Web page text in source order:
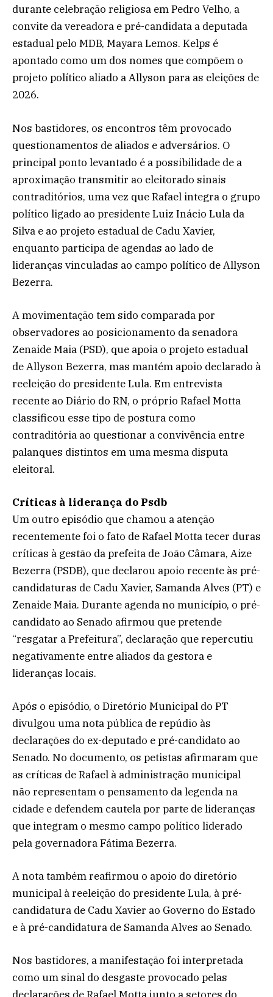
durante celebração religiosa em Pedro Velho, a
convite da vereadora e pré-candidata a deputada
estadual pelo MDB, Mayara Lemos. Kelps é
apontado como um dos nomes que compõem o
projeto político aliado a Allyson para as eleições de
2026.
Nos bastidores, os encontros têm provocado
questionamentos de aliados e adversários. O
principal ponto levantado é a possibilidade de a
aproximação transmitir ao eleitorado sinais
contraditórios, uma vez que Rafael integra o grupo
político ligado ao presidente Luiz Inácio Lula da
Silva e ao projeto estadual de Cadu Xavier,
enquanto participa de agendas ao lado de
lideranças vinculadas ao campo político de Allyson
Bezerra.
A movimentação tem sido comparada por
observadores ao posicionamento da senadora
Zenaide Maia (PSD), que apoia o projeto estadual
de Allyson Bezerra, mas mantém apoio declarado à
reeleição do presidente Lula. Em entrevista
recente ao Diário do RN, o próprio Rafael Motta
classificou esse tipo de postura como
contraditória ao questionar a convivência entre
palanques distintos em uma mesma disputa
eleitoral.
Críticas à liderança do Psdb
Um outro episódio que chamou a atenção
recentemente foi o fato de Rafael Motta tecer duras
críticas à gestão da prefeita de João Câmara, Aize
Bezerra (PSDB), que declarou apoio recente às pré-
candidaturas de Cadu Xavier, Samanda Alves (PT) e
Zenaide Maia. Durante agenda no município, o pré-
candidato ao Senado afirmou que pretende
“resgatar a Prefeitura”, declaração que repercutiu
negativamente entre aliados da gestora e
lideranças locais.
Após o episódio, o Diretório Municipal do PT
divulgou uma nota pública de repúdio às
declarações do ex-deputado e pré-candidato ao
Senado. No documento, os petistas afirmaram que
as críticas de Rafael à administração municipal
não representam o pensamento da legenda na
cidade e defendem cautela por parte de lideranças
que integram o mesmo campo político liderado
pela governadora Fátima Bezerra.
A nota também reafirmou o apoio do diretório
municipal à reeleição do presidente Lula, à pré-
candidatura de Cadu Xavier ao Governo do Estado
e à pré-candidatura de Samanda Alves ao Senado.
Nos bastidores, a manifestação foi interpretada
como um sinal do desgaste provocado pelas